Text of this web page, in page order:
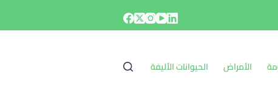
الأمراض الحيوانات الأليفة